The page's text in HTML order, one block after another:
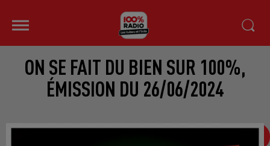
ON SE FAIT DU BIEN SUR 100%,
ÉMISSION DU 26/06/2024